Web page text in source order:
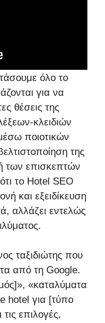
όλο το
για να
θέσεις της
κλειδιών
ποιοτικών
της
των επισκεπτών
το Hotel SEO
και εξειδίκευση
αλλάζει εντελώς
ταξιδιώτης που
από τη Google.
«καταλύματα
hotel για [τύπο
επιλογές,